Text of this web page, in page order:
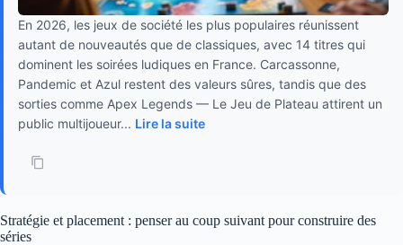
En 2026, les jeux de société les plus populaires réunissent
autant de nouveautés que de classiques, avec 14 titres qui
dominent les soirées ludiques en France. Carcassonne,
Pandemic et Azul restent des valeurs sûres, tandis que des
sorties comme Apex Legends — Le Jeu de Plateau attirent un
public multijoueur... Lire la suite
Stratégie et placement : penser au coup suivant pour construire des
séries